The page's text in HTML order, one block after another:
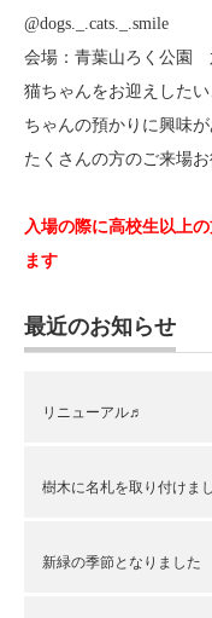
@dogs._.cats._.smile
会場：青葉山ろく公園
猫ちゃんをお迎えした
ちゃんの預かりに興味
たくさんの方のご来場お
入場の際に高校生以上
ます
最近のお知らせ
リニューアル♬
樹木に名札を取り付けま
新緑の季節となりました